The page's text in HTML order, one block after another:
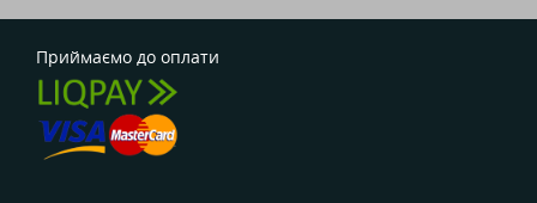
Приймаємо до оплати